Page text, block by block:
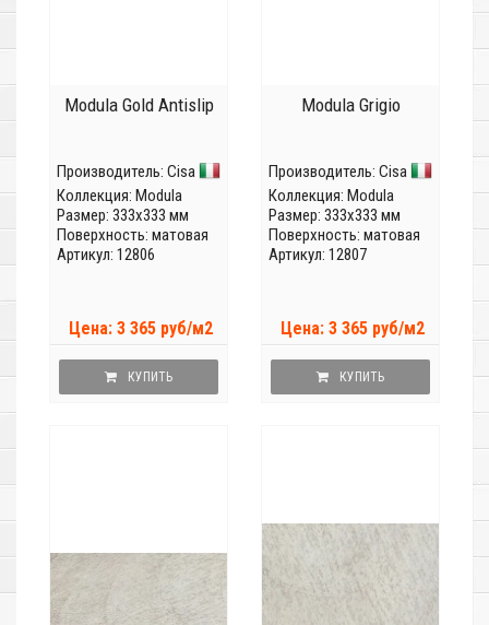
Modula Gold Antislip
Производитель: Cisa
Коллекция: Modula
Размер: 333x333 мм
Поверхность: матовая
Артикул: 12806
Цена: 3 365 руб/м2
КУПИТЬ
Modula Grigio
Производитель: Cisa
Коллекция: Modula
Размер: 333x333 мм
Поверхность: матовая
Артикул: 12807
Цена: 3 365 руб/м2
КУПИТЬ